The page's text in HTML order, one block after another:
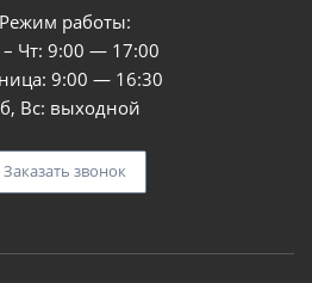
Режим работы:
Чт: 9:00 — 17:00
9:00 — 16:30
Вс: выходной
Заказать звонок